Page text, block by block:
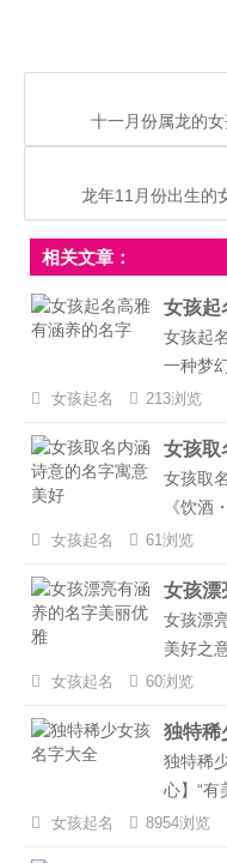
十一月份属龙的
龙年11月份出生的
相关文章：
女孩起
女孩起
一种梦
女孩如
内涵。
萱：“思
象征美
考，美
女孩起名 213浏览
女孩取
女孩取
《饮酒
山”。“
涵：“诗
寓意女
之心。
女孩起名 61浏览
女孩漂
女孩漂
美好之
孩温柔
味、情
蕴，充
白纯净
聚、集
女孩起名 60浏览
独特稀
独特稀
心】“
辩》，
女孩起名 8954浏览